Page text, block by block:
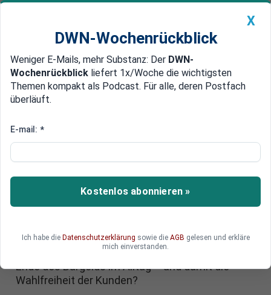
Newsticker MEIN DWN: Geldanlage Premium
Edelmetalle DWN-Magazin China
Bargeld auf dem Abstellgleis:
und Kontrollverlust
Ob für zwei Brötchen oder den Wocheneinkauf –
viele greifen gerne zur Karte oder zum
akzeptieren kein Bargeld mehr.
Verbraucherschützer schlagen Alarm: Droht das
Ende des Bargelds im Alltag – und damit die
Wahlfreiheit der Kunden?
X
DWN-Wochenrückblick
Weniger E-Mails, mehr Substanz: Der DWN-
Wochenrückblick liefert 1x/Woche die wichtigsten
Themen kompakt als Podcast. Für alle, deren Postfach
überläuft.
E-mail: *
Kostenlos abonnieren »
Ich habe die Datenschutzerklärung sowie die AGB gelesen und erkläre
mich einverstanden.